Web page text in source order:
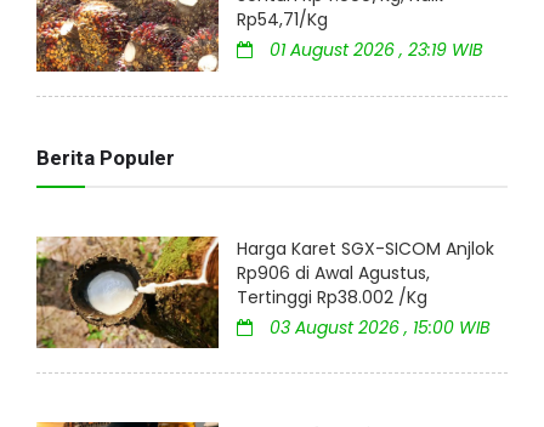
Rp54,71/Kg
01 August 2026 , 23:19 WIB
Berita Populer
Harga Karet SGX-SICOM Anjlok
Rp906 di Awal Agustus,
Tertinggi Rp38.002 /Kg
03 August 2026 , 15:00 WIB